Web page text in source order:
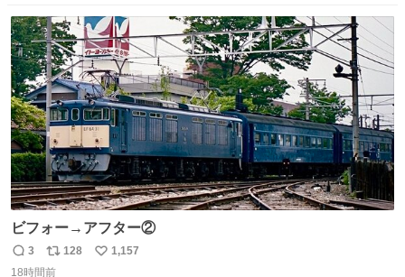
ト
数
数
ビフォー→アフター②
返
3
リ
128
い
1,157
18時間前